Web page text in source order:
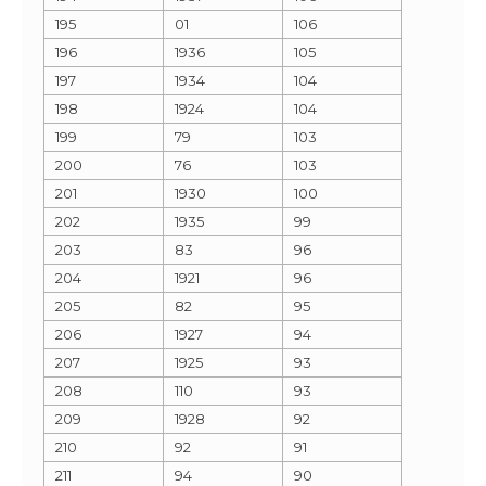
195
01
106
196
1936
105
197
1934
104
198
1924
104
199
79
103
200
76
103
201
1930
100
202
1935
99
203
83
96
204
1921
96
205
82
95
206
1927
94
207
1925
93
208
110
93
209
1928
92
210
92
91
211
94
90